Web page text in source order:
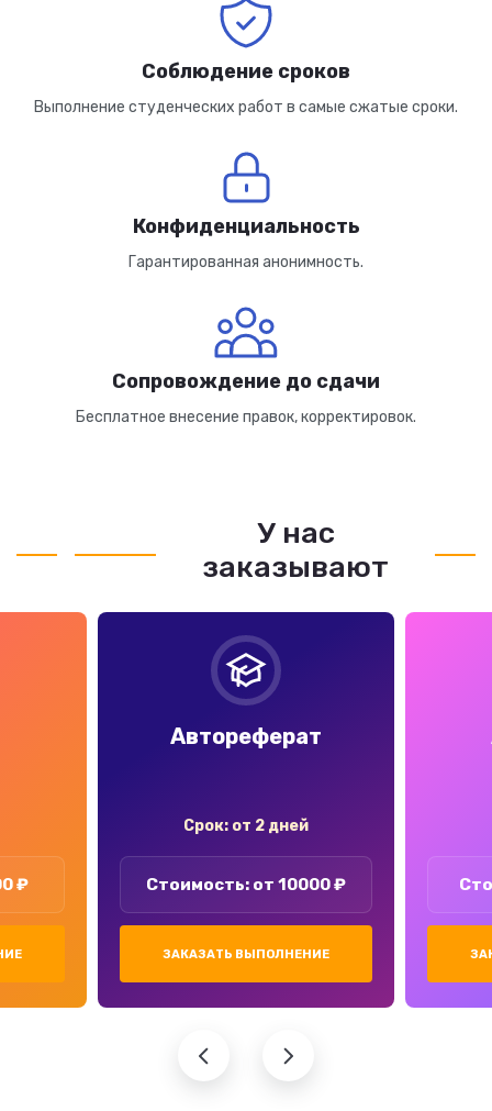
Соблюдение сроков
Выполнение студенческих работ в самые сжатые сроки.
Конфиденциальность
Гарантированная анонимность.
Сопровождение до сдачи
Бесплатное внесение правок, корректировок.
У нас
заказывают
₽
Автореферат
Срок: от 2 дней
Стоимость: от 10000 ₽
ЗАКАЗАТЬ ВЫПОЛНЕНИЕ